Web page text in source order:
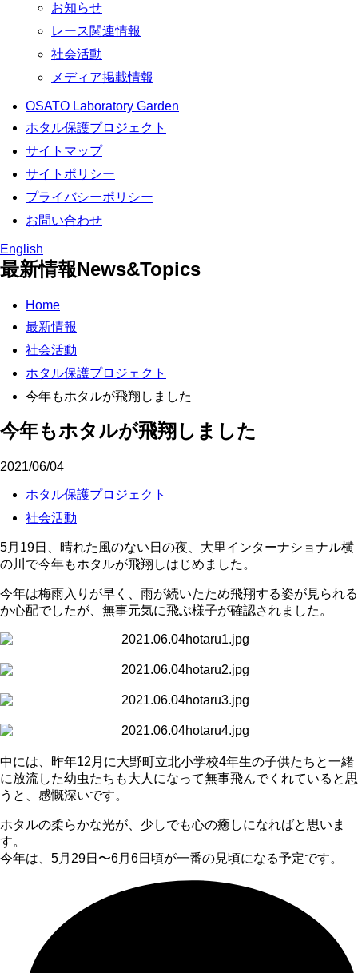
お知らせ
レース関連情報
社会活動
メディア掲載情報
OSATO Laboratory Garden
ホタル保護プロジェクト
サイトマップ
サイトポリシー
プライバシーポリシー
お問い合わせ
English
最新情報News&Topics
Home
最新情報
社会活動
ホタル保護プロジェクト
今年もホタルが飛翔しました
今年もホタルが飛翔しました
2021/06/04
ホタル保護プロジェクト
社会活動
5月 19日、晴れた風のない日の夜、大里インターナショナル横
の川で今年もホタルが飛翔しはじめました。
今年は梅雨入りが早く、雨が続いたため飛翔する姿が見られる
か心配でしたが、無事元気に飛ぶ様子が確認されました。
中には、昨年12 月に大野町立北小学校4年生の子供たちと一緒
に放流した幼虫たちも大人になって無事飛んでくれていると思
うと、感慨深いです。
ホタルの柔らかな光が、少しでも心の癒しになればと思いま
す。
今年は、 5月 29日〜6月 6日頃が一番の見頃になる予定です。